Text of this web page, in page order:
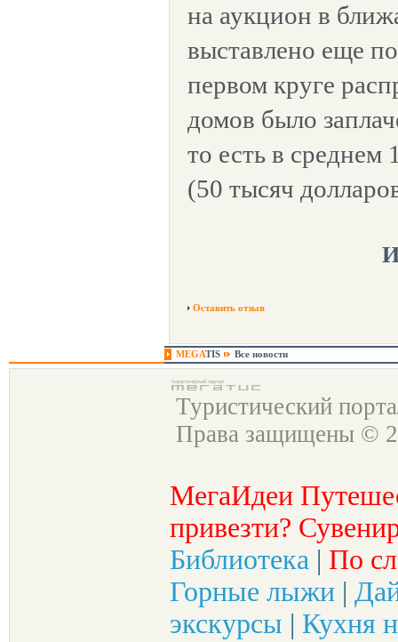
на аукцион в
выставлено еще
первом круге
домов было
то есть в
(50 тысяч
Оставить отзыв
MEGATIS Все новости
Туристический
Права защищены ©
МегаИдеи
привезти?
Библиотека | По
Горные лыжи |
экскурсы | Кухня